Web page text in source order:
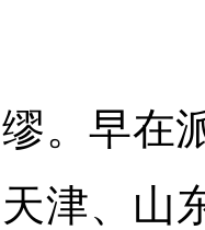
早在派
津、山